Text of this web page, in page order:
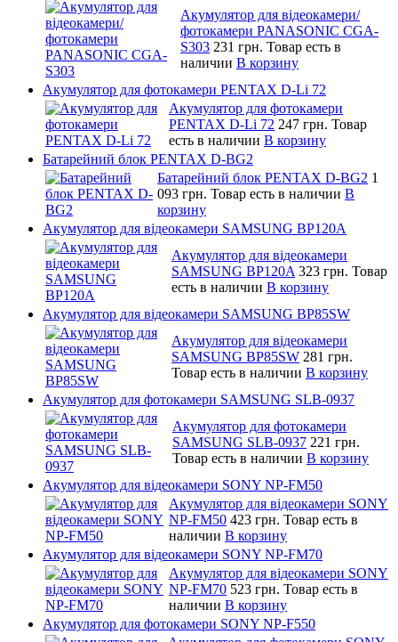
Акумулятор для відеокамери/
фотокамери PANASONIC CGA-
S303 231 грн. Товар есть в
наличии В корзину
Акумулятор для фотокамери PENTAX D-Li 72
Акумулятор для фотокамери
PENTAX D-Li 72 247 грн. Товар
есть в наличии В корзину
Батарейний блок PENTAX D-BG2
Батарейний блок PENTAX D-BG2 1
093 грн. Товар есть в наличии В
корзину
Акумулятор для відеокамери SAMSUNG BP120A
Акумулятор для відеокамери
SAMSUNG BP120A 323 грн. Товар
есть в наличии В корзину
Акумулятор для відеокамери SAMSUNG BP85SW
Акумулятор для відеокамери
SAMSUNG BP85SW 281 грн.
Товар есть в наличии В корзину
Акумулятор для фотокамери SAMSUNG SLB-0937
Акумулятор для фотокамери
SAMSUNG SLB-0937 221 грн.
Товар есть в наличии В корзину
Акумулятор для відеокамери SONY NP-FM50
Акумулятор для відеокамери SONY
NP-FM50 423 грн. Товар есть в
наличии В корзину
Акумулятор для відеокамери SONY NP-FM70
Акумулятор для відеокамери SONY
NP-FM70 523 грн. Товар есть в
наличии В корзину
Акумулятор для фотокамери SONY NP-F550